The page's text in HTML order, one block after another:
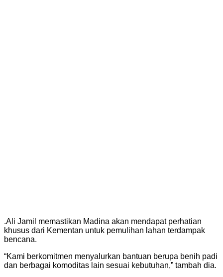
.Ali Jamil memastikan Madina akan mendapat perhatian
khusus dari Kementan untuk pemulihan lahan terdampak
bencana.
“Kami berkomitmen menyalurkan bantuan berupa benih padi
dan berbagai komoditas lain sesuai kebutuhan,” tambah dia.